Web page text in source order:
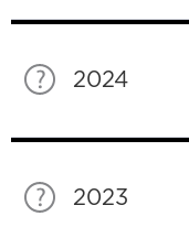
2024
2023